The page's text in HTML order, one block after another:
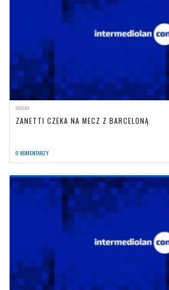
OGÓLNA
ZANETTI CZEKA NA MECZ Z BARCELONĄ
0 KOMENTARZY